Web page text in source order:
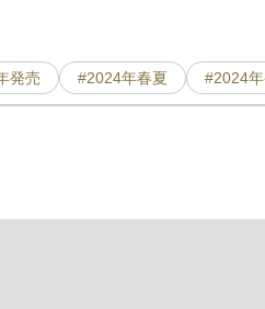
発売 #2024年春夏 #2024